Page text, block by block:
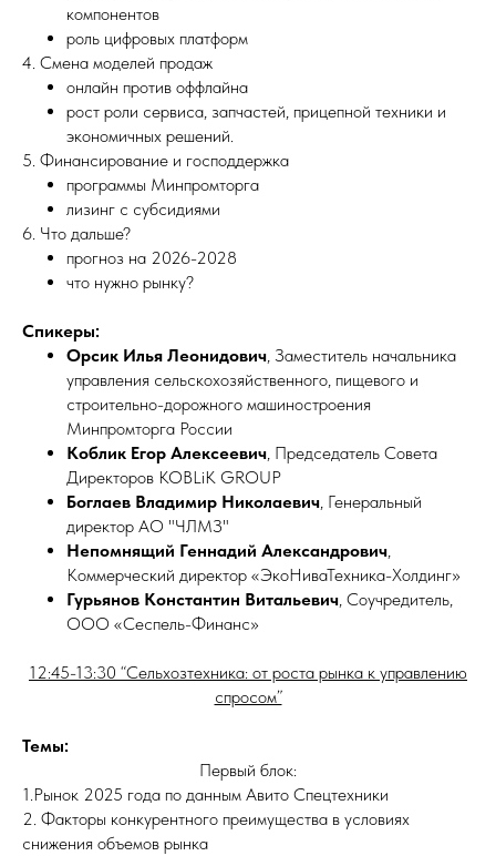
компонентов
роль цифровых платформ
4. Смена моделей продаж
онлайн против оффлайна
рост роли сервиса, запчастей, прицепной техники и
экономичных решений.
5. Финансирование и господдержка
программы Минпромторга
лизинг с субсидиями
6. Что дальше?
прогноз на 2026-2028
что нужно рынку?
Спикеры:
Орсик Илья Леонидович, Заместитель начальника
управления сельскохозяйственного, пищевого и
строительно-дорожного машиностроения
Минпромторга России
Коблик Егор Алексеевич, Председатель Совета
Директоров KOBLiK GROUP
Боглаев Владимир Николаевич, Генеральный
директор АО "ЧЛМЗ"
Непомнящий Геннадий Александрович,
Коммерческий директор «ЭкоНиваТехника-Холдинг»
Гурьянов Константин Витальевич, Соучредитель,
ООО «Сеспель-Финанс»
12:45-13:30 “Сельхозтехника: от роста рынка к управлению
спросом”
Темы:
Первый блок:
1.Рынок 2025 года по данным Авито Спецтехники
2. Факторы конкурентного преимущества в условиях
снижения объемов рынка